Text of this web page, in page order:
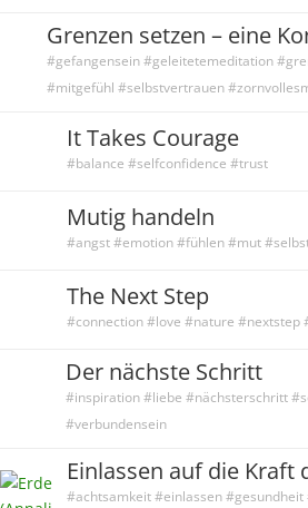
Grenzen setzen – eine
#gefangensein #geleitetemeditation
#mitgefühl #selbstvertrauen
It Takes Courage
#balance #selfconfidence #trust
Mutig handeln
#angst #emotion #fühlen #mut
The Next Step
#connection #love #nature #nextstep
Der nächste Schritt
#inspiration #liebe #nächsterschritt
#verbundensein
Einlassen auf die Kraft
#achtsamkeit #einlassen